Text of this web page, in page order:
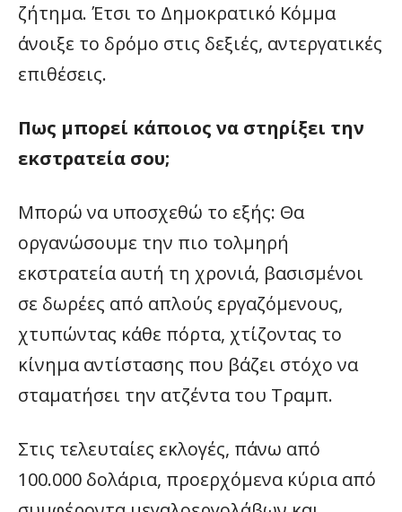
ζήτημα. Έτσι το Δημοκρατικό Κόμμα
άνοιξε το δρόμο στις δεξιές, αντεργατικές
επιθέσεις.
Πως μπορεί κάποιος να στηρίξει την
εκστρατεία σου;
Μπορώ να υποσχεθώ το εξής: Θα
οργανώσουμε την πιο τολμηρή
εκστρατεία αυτή τη χρονιά, βασισμένοι
σε δωρέες από απλούς εργαζόμενους,
χτυπώντας κάθε πόρτα, χτίζοντας το
κίνημα αντίστασης που βάζει στόχο να
σταματήσει την ατζέντα του Τραμπ.
Στις τελευταίες εκλογές, πάνω από
100.000 δολάρια, προερχόμενα κύρια από